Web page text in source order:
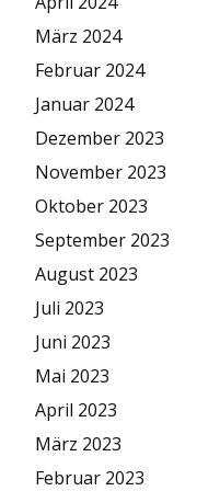
März 2024
Februar 2024
Januar 2024
Dezember 2023
November 2023
Oktober 2023
September 2023
August 2023
Juli 2023
Juni 2023
Mai 2023
April 2023
März 2023
Februar 2023